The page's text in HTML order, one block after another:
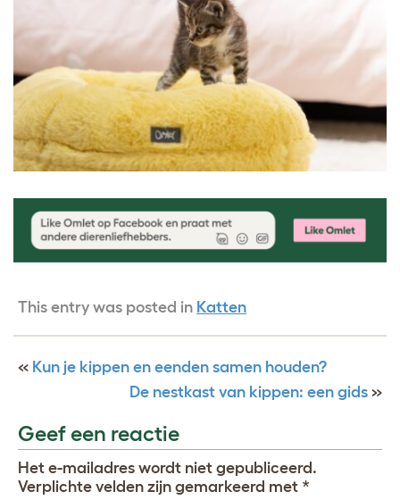
This entry was posted in Katten
« Kun je kippen en eenden samen houden?
De nestkast van kippen: een gids »
Geef een reactie
Het e-mailadres wordt niet gepubliceerd.
Verplichte velden zijn gemarkeerd met *